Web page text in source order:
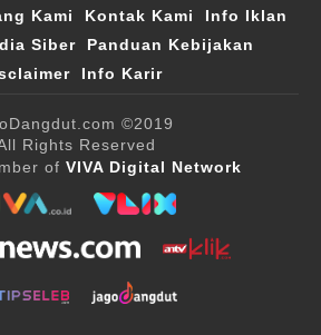
Kami Kontak Kami
Info Iklan
Siber
Panduan Kebijakan
Info Karir
©2019
Rights Reserved
of VIVA Digital Network